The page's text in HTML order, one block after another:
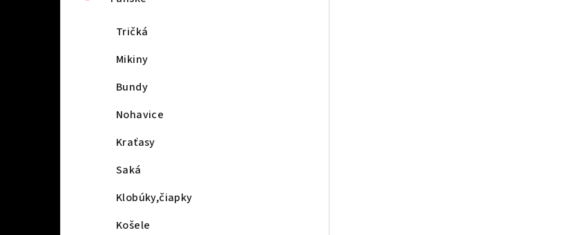
Tričká
Mikiny
Bundy
Nohavice
Kraťasy
Saká
Klobúky,čiapky
Košele